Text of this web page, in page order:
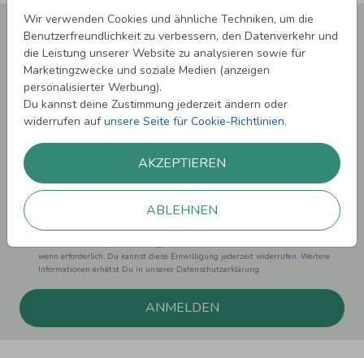
Wir verwenden Cookies und ähnliche Techniken, um die
Benutzerfreundlichkeit zu verbessern, den Datenverkehr und
die Leistung unserer Website zu analysieren sowie für
Marketingzwecke und soziale Medien (anzeigen
personalisierter Werbung).
Du kannst deine Zustimmung jederzeit ändern oder
widerrufen aufunsere Seite für Cookie-Richtlinien.
AKZEPTIEREN
ABLEHNEN
Newsletter abonnieren und 5,00 € Rabatt**
sichern!
Melde Dich zu unserem Newsletter an und bleibe auf dem
Laufenden.
Einwilligung zur Datennutzung für Marketingzwecke: Hiermit willigst Du ein,
dass wir Dich mit neuesten Informationen aus unserem Angebot informieren
können. Dies umfasst den Versand unseres Newsletters. Zudem können wir Dir
Produktinformationen zu Deinen Interessen auf anderen Plattformen wie
Facebook und Google anzeigen. Um Dir diesen Service anbieten zu können,
wenn erforderlich. Du kannst diese Einwilligung jederzeit widerrufen. Weitere
Informationen erhätst Du in unserer Datenschutzerklärung.
ANMELDEN